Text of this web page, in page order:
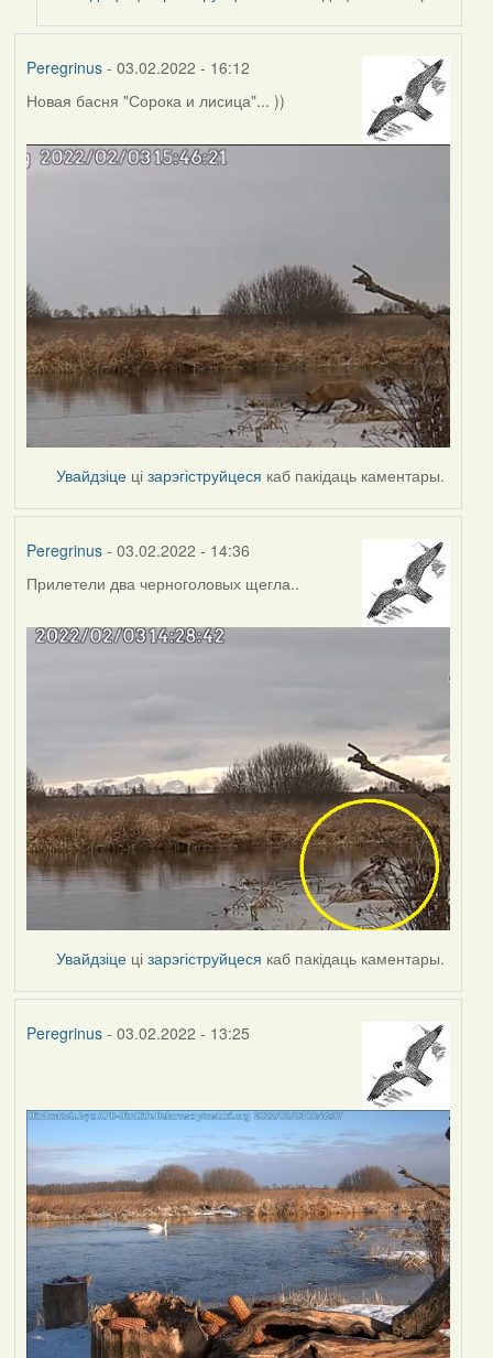
Peregrinus- 03.02.2022 - 16:12
Новая басня "Сорока и лисица"... ))
Увайдзіце цізарэгіструйцеся каб пакідаць каментары.
Peregrinus- 03.02.2022 - 14:36
Прилетели два черноголовых щегла..
Увайдзіце цізарэгіструйцеся каб пакідаць каментары.
Peregrinus- 03.02.2022 - 13:25